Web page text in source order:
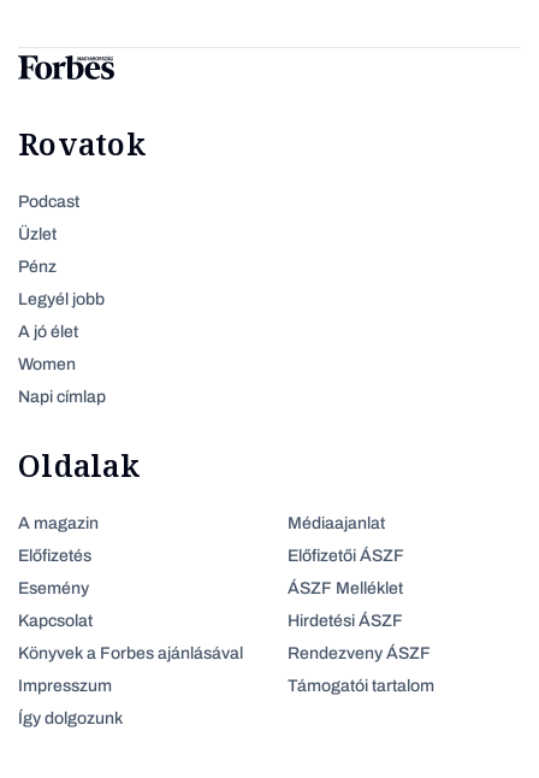
Rovatok
Podcast
Üzlet
Pénz
Legyél jobb
A jó élet
Women
Napi címlap
Oldalak
A magazin
Előfizetés
Esemény
Kapcsolat
Könyvek a Forbes ajánlásával
Impresszum
Így dolgozunk
Médiaajanlat
Előfizetői ÁSZF
ÁSZF Melléklet
Hirdetési ÁSZF
Rendezveny ÁSZF
Támogatói tartalom